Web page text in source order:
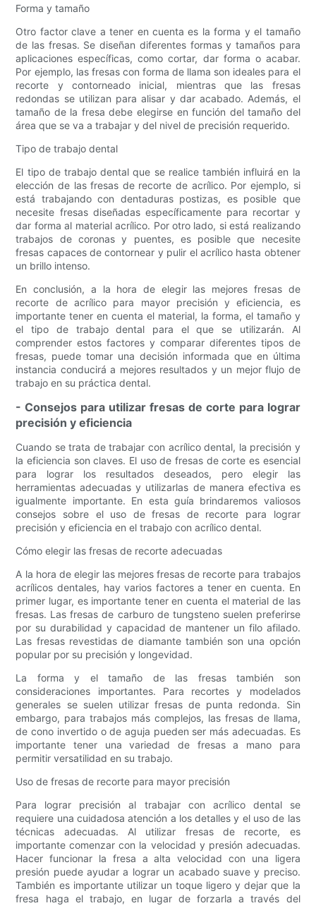
Forma y tamaño
Otro factor clave a tener en cuenta es la forma y el tamaño
de las fresas. Se diseñan diferentes formas y tamaños para
aplicaciones específicas, como cortar, dar forma o acabar.
Por ejemplo, las fresas con forma de llama son ideales para el
recorte y contorneado inicial, mientras que las fresas
redondas se utilizan para alisar y dar acabado. Además, el
tamaño de la fresa debe elegirse en función del tamaño del
área que se va a trabajar y del nivel de precisión requerido.
Tipo de trabajo dental
El tipo de trabajo dental que se realice también influirá en la
elección de las fresas de recorte de acrílico. Por ejemplo, si
está trabajando con dentaduras postizas, es posible que
necesite fresas diseñadas específicamente para recortar y
dar forma al material acrílico. Por otro lado, si está realizando
trabajos de coronas y puentes, es posible que necesite
fresas capaces de contornear y pulir el acrílico hasta obtener
un brillo intenso.
En conclusión, a la hora de elegir las mejores fresas de
recorte de acrílico para mayor precisión y eficiencia, es
importante tener en cuenta el material, la forma, el tamaño y
el tipo de trabajo dental para el que se utilizarán. Al
comprender estos factores y comparar diferentes tipos de
fresas, puede tomar una decisión informada que en última
instancia conducirá a mejores resultados y un mejor flujo de
trabajo en su práctica dental.
- Consejos para utilizar fresas de corte para lograr
precisión y eficiencia
Cuando se trata de trabajar con acrílico dental, la precisión y
la eficiencia son claves. El uso de fresas de corte es esencial
para lograr los resultados deseados, pero elegir las
herramientas adecuadas y utilizarlas de manera efectiva es
igualmente importante. En esta guía brindaremos valiosos
consejos sobre el uso de fresas de recorte para lograr
precisión y eficiencia en el trabajo con acrílico dental.
Cómo elegir las fresas de recorte adecuadas
A la hora de elegir las mejores fresas de recorte para trabajos
acrílicos dentales, hay varios factores a tener en cuenta. En
primer lugar, es importante tener en cuenta el material de las
fresas. Las fresas de carburo de tungsteno suelen preferirse
por su durabilidad y capacidad de mantener un filo afilado.
Las fresas revestidas de diamante también son una opción
popular por su precisión y longevidad.
La forma y el tamaño de las fresas también son
consideraciones importantes. Para recortes y modelados
generales se suelen utilizar fresas de punta redonda. Sin
embargo, para trabajos más complejos, las fresas de llama,
de cono invertido o de aguja pueden ser más adecuadas. Es
importante tener una variedad de fresas a mano para
permitir versatilidad en su trabajo.
Uso de fresas de recorte para mayor precisión
Para lograr precisión al trabajar con acrílico dental se
requiere una cuidadosa atención a los detalles y el uso de las
técnicas adecuadas. Al utilizar fresas de recorte, es
importante comenzar con la velocidad y presión adecuadas.
Hacer funcionar la fresa a alta velocidad con una ligera
presión puede ayudar a lograr un acabado suave y preciso.
También es importante utilizar un toque ligero y dejar que la
fresa haga el trabajo, en lugar de forzarla a través del